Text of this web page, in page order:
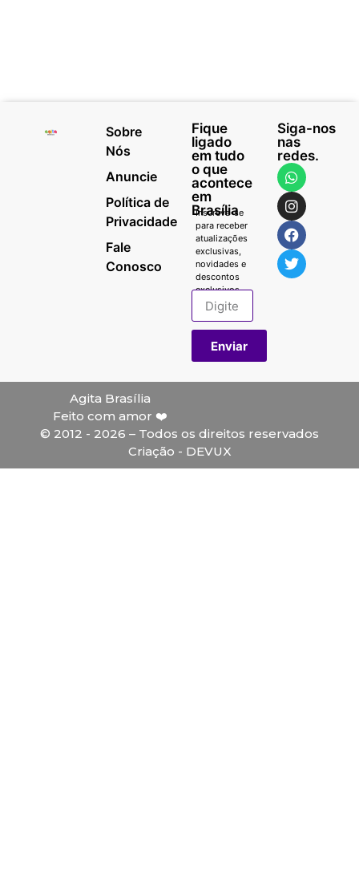
Sobre
Nós
Anuncie
Política de
Privacidade
Fale
Conosco
Fique
ligado
em tudo
o que
acontece
em
Brasília
Inscreva-se
para receber
atualizações
exclusivas,
novidades e
descontos
exclusivos.
Enviar
Siga-nos
nas
redes.
Agita Brasília
Feito com amor ❤️
© 2012 - 2026 – Todos os direitos reservados
Criação - DEVUX